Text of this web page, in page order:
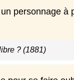
personnage à
? (1881)